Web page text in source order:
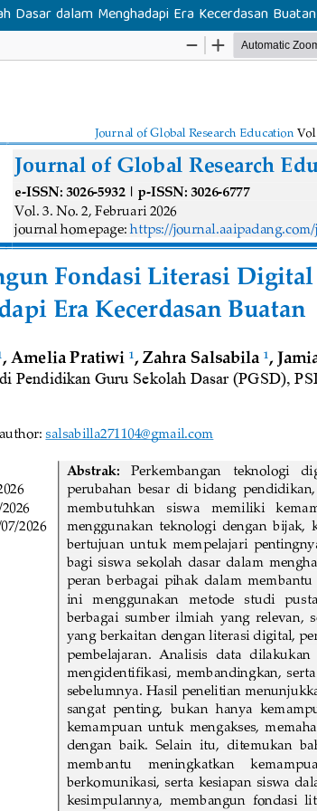
Dasar dalam Menghadapi Era Kecerdasan Buatan